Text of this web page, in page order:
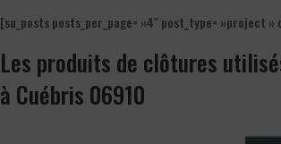
[su_posts posts_per_page= »4″ post_type= »project
Les produits de clôtures
à Cuébris 06910